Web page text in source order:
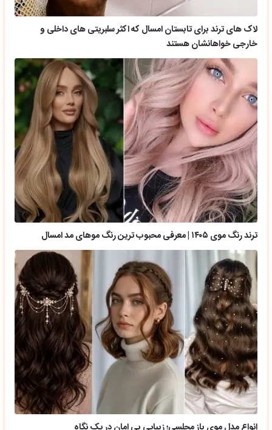
لاک های ترند برای تابستان امسال که اکثر سلبریتی های داخلی و
خارجی خواهانشان هستند
ترند رنگ موی ۱۴۰۵ | معرفی محبوب ترین رنگ موهای مد امسال